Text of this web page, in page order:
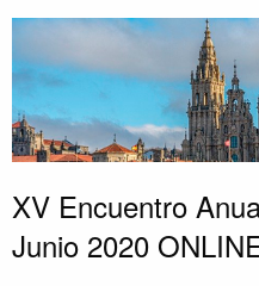
XV Encuentro
Junio 2020